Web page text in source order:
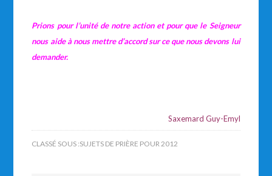
Prions pour l’unité de notre action et pour que le Seigneur
nous aide à nous mettre d’accord sur ce que nous devons lui
demander.
Saxemard Guy-Emyl
CLASSÉ SOUS :SUJETS DE PRIÈRE POUR 2012